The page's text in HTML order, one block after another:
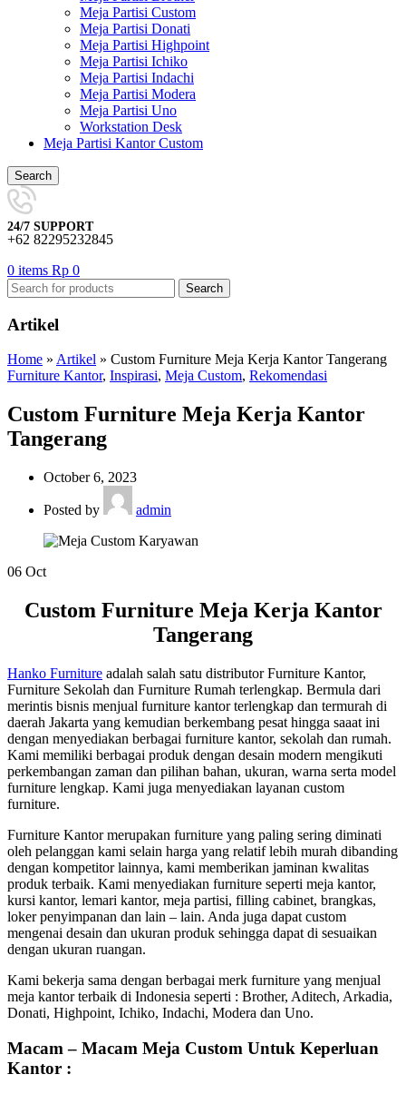
Meja Partisi Custom
Meja Partisi Donati
Meja Partisi Highpoint
Meja Partisi Ichiko
Meja Partisi Indachi
Meja Partisi Modera
Meja Partisi Uno
Workstation Desk
Meja Partisi Kantor Custom
Search
24/7 SUPPORT
+62 82295232845
0 items Rp 0
Search
Artikel
Home » Artikel » Custom Furniture Meja Kerja Kantor Tangerang
Furniture Kantor, Inspirasi, Meja Custom, Rekomendasi
Custom Furniture Meja Kerja Kantor
Tangerang
October 6, 2023
Posted by admin
06 Oct
Custom Furniture Meja Kerja Kantor
Tangerang
Hanko Furniture adalah salah satu distributor Furniture Kantor,
Furniture Sekolah dan Furniture Rumah terlengkap. Bermula dari
merintis bisnis menjual furniture kantor terlengkap dan termurah di
daerah Jakarta yang kemudian berkembang pesat hingga saaat ini
dengan menyediakan berbagai furniture kantor, sekolah dan rumah.
Kami memiliki berbagai produk dengan desain modern mengikuti
perkembangan zaman dan pilihan bahan, ukuran, warna serta model
furniture lengkap. Kami juga menyediakan layanan custom
furniture.
Furniture Kantor merupakan furniture yang paling sering diminati
oleh pelanggan kami selain harga yang relatif lebih murah dibanding
dengan kompetitor lainnya, kami memberikan jaminan kwalitas
produk terbaik. Kami menyediakan furniture seperti meja kantor,
kursi kantor, lemari kantor, meja partisi, filling cabinet, brangkas,
loker penyimpanan dan lain – lain. Anda juga dapat custom
mengenai desain dan ukuran produk sehingga dapat di sesuaikan
dengan ukuran ruangan.
Kami bekerja sama dengan berbagai merk furniture yang menjual
meja kantor terbaik di Indonesia seperti : Brother, Aditech, Arkadia,
Donati, Highpoint, Ichiko, Indachi, Modera dan Uno.
Macam – Macam Meja Custom Untuk Keperluan
Kantor :